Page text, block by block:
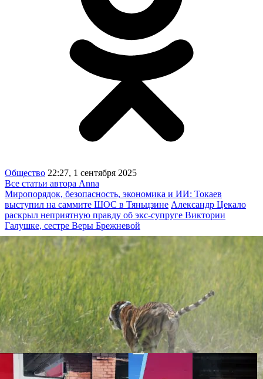
Общество 22:27, 1 сентября 2025
Все статьи автора Anna
Миропорядок, безопасность, экономика и ИИ: Токаев
выступил на саммите ШОС в Тяньцзине Александр Цекало
раскрыл неприятную правду об экс-супруге Виктории
Галушке, сестре Веры Брежневой